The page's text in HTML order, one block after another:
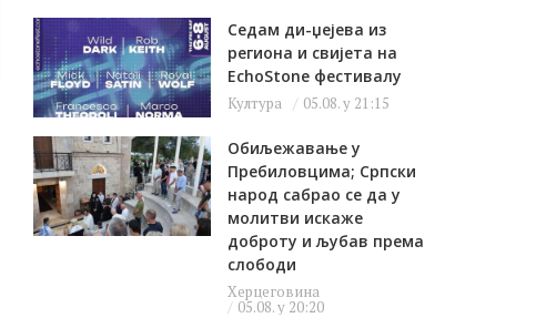
Седам ди-џејева из
региона и свијета на
EchoStone фестивалу
Култура 05.08. у 21:15
Обиљежавање у
Пребиловцима; Српски
народ сабрао се да у
молитви искаже
доброту и љубав према
слободи
Херцеговина
05.08. у 20:20